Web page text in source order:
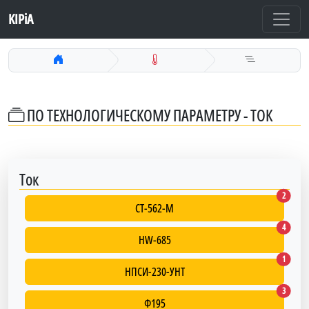
KIPiA
ПО ТЕХНОЛОГИЧЕСКОМУ ПАРАМЕТРУ - ТОК
Ток
СТ-562-М
2СТ-
HW-685
4HW-685
НПСИ-230-УНТ
1НПСИ-
Ф195
3Ф195